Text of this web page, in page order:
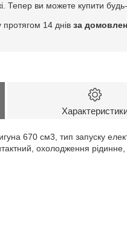
Тепер ви можете купити
14 днів за
670 см3, тип запуску
охолодження